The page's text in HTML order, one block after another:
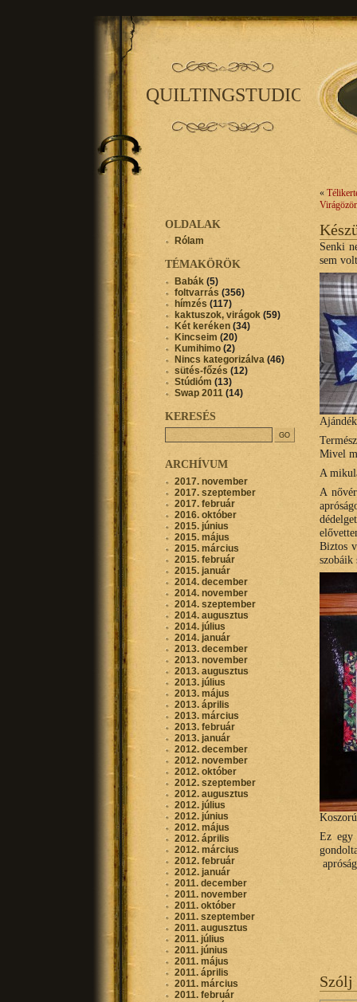
QUILTINGSTUDIO
«
Senki
sem
Mivel
A
A
Biztos
szobáik
Ez egy
Szólj
OLDALAK
Rólam
TÉMAKÖRÖK
Babák (5)
foltvarrás (356)
hímzés (117)
kaktuszok, virágok (59)
Két keréken (34)
Kincseim (20)
Kumihimo (2)
Nincs kategorizálva (46)
sütés-főzés (12)
Stúdióm (13)
Swap 2011 (14)
KERESÉS
ARCHÍVUM
2017. november
2017. szeptember
2017. február
2016. október
2015. június
2015. május
2015. március
2015. február
2015. január
2014. december
2014. november
2014. szeptember
2014. augusztus
2014. július
2014. január
2013. december
2013. november
2013. augusztus
2013. július
2013. május
2013. április
2013. március
2013. február
2013. január
2012. december
2012. november
2012. október
2012. szeptember
2012. augusztus
2012. július
2012. június
2012. május
2012. április
2012. március
2012. február
2012. január
2011. december
2011. november
2011. október
2011. szeptember
2011. augusztus
2011. július
2011. június
2011. május
2011. április
2011. március
2011. február